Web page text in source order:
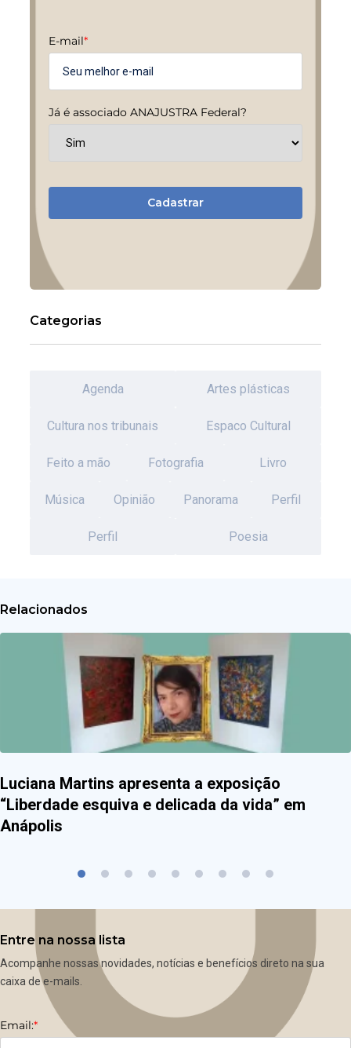
E-mail*
Já é associado ANAJUSTRA Federal?
Cadastrar
Categorias
Agenda Artes plásticas
Cultura nos tribunais Espaco Cultural
Feito a mão Fotografia Livro
Música Opinião Panorama Perfil
Perfil Poesia
Relacionados
Luciana Martins apresenta a exposição
“Liberdade esquiva e delicada da vida” em
Anápolis
Entre na nossa lista
Acompanhe nossas novidades, notícias e benefícios direto na sua
caixa de e-mails.
Email:*